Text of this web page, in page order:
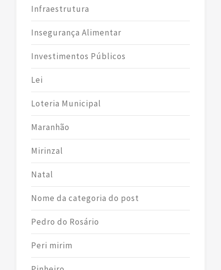
Infraestrutura
Insegurança Alimentar
Investimentos Públicos
Lei
Loteria Municipal
Maranhão
Mirinzal
Natal
Nome da categoria do post
Pedro do Rosário
Peri mirim